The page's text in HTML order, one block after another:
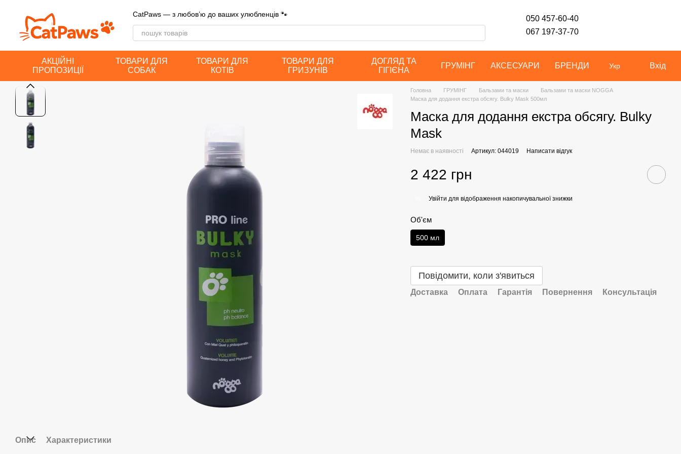
CatPaws — з любов’ю до ваших улюбленців 🐾
050 457-60-40
067 197-37-70
АКЦІЙНІ
ПРОПОЗИЦІЇ
ТОВАРИ ДЛЯ
СОБАК
ТОВАРИ ДЛЯ
КОТІВ
ТОВАРИ ДЛЯ
ГРИЗУНІВ
ДОГЛЯД ТА
ГІГІЄНА
ГРУМІНГ АКСЕСУАРИ БРЕНДИ Укр Вхід
Опис Характеристики
Головна ГРУМІНГ Бальзами та маски
Бальзами та маски NOGGA
Маска для додання екстра обсягу. Bulky Mask 500мл
Маска для додання екстра обсягу. Bulky
Mask
Немає в наявності Артикул: 044019 Написати відгук
2 422 грн
Увійти для відображення накопичувальної знижки
Об'єм
500 мл
Повідомити, коли з'явиться
Доставка Оплата Гарантія Повернення Консультація